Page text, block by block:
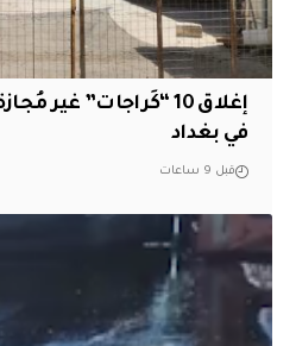
إغلاق 10 “كَراجات”
في بغداد
قبل 9 ساعات